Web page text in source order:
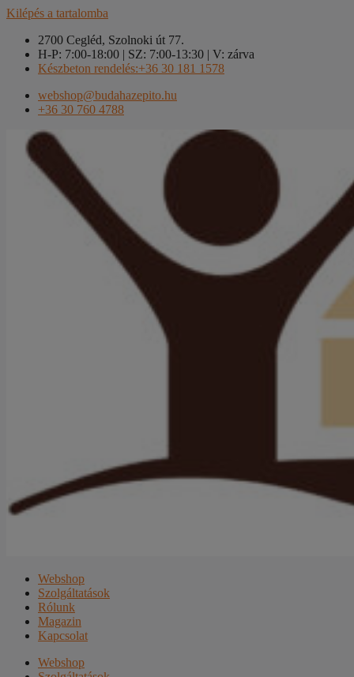
Kilépés a tartalomba
2700 Cegléd, Szolnoki út 77.
H-P: 7:00-18:00 | SZ: 7:00-13:30 | V: zárva
Készbeton rendelés:+36 30 181 1578
webshop@budahazepito.hu
+36 30 760 4788
Webshop
Szolgáltatások
Rólunk
Magazin
Kapcsolat
Webshop